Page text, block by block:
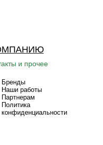
и прочее
Бренды
Наши работы
Партнерам
Политика
конфиденциальности